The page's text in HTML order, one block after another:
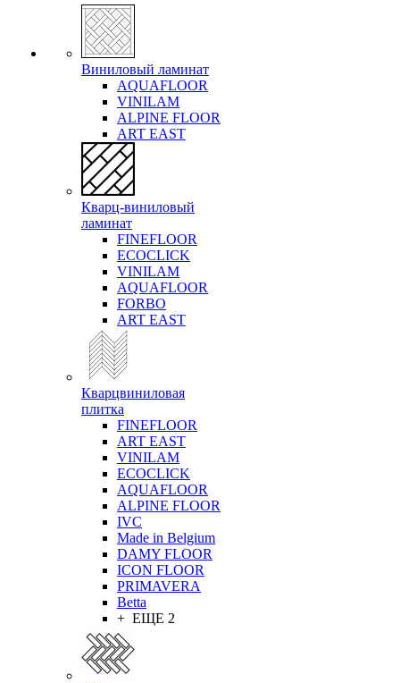
Виниловый ламинат
AQUAFLOOR
VINILAM
ALPINE FLOOR
ART EAST
Кварц-виниловый
ламинат
FINEFLOOR
ECOCLICK
VINILAM
AQUAFLOOR
FORBO
ART EAST
Кварцвиниловая
плитка
FINEFLOOR
ART EAST
VINILAM
ECOCLICK
AQUAFLOOR
ALPINE FLOOR
IVC
Made in Belgium
DAMY FLOOR
ICON FLOOR
PRIMAVERA
Betta
+ ЕЩЕ 2